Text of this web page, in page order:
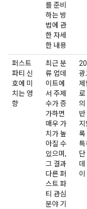
를 준비
하는 방
법에 관
한 자세
한 내용
퍼스트
파티 신
호에 미
치는 영
향
최근 분
류 업데
이트에
서 주제
수가 증
가하면
매우 가
치가 높
아질 수
있으며,
그 결과
다른 퍼
스트 파
티 관심
분야 기
광
제
로
의
지
록
특
이